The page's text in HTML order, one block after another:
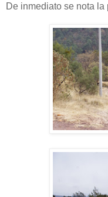
De inmediato se nota